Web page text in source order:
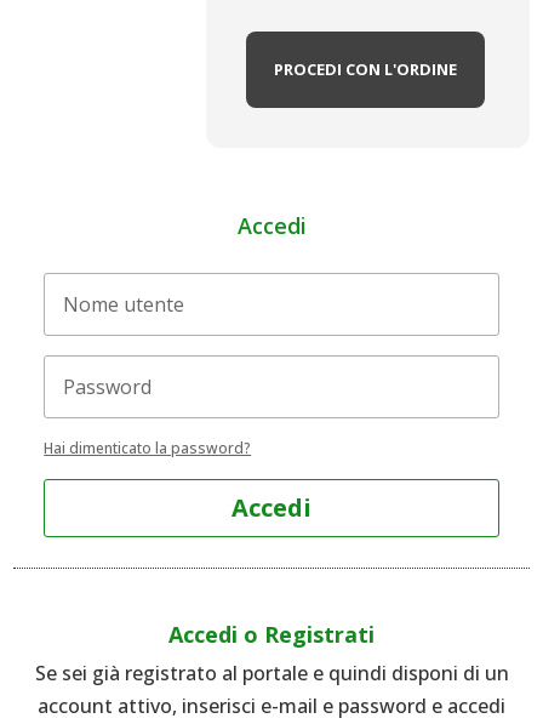
PROCEDI CON L'ORDINE
Accedi
Hai dimenticato la password?
Accedi
Accedi o Registrati
Se sei già registrato al portale e quindi disponi di un
account attivo, inserisci e-mail e password e accedi